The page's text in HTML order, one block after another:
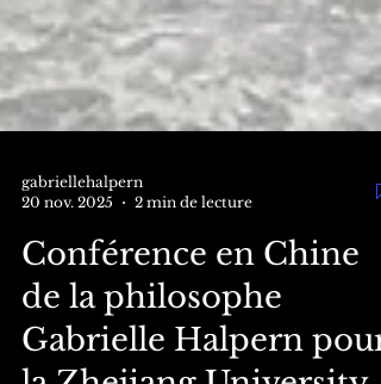
gabriellehalpern
20 nov. 2025
2 min de lecture
Conférence en Chine
de la philosophe